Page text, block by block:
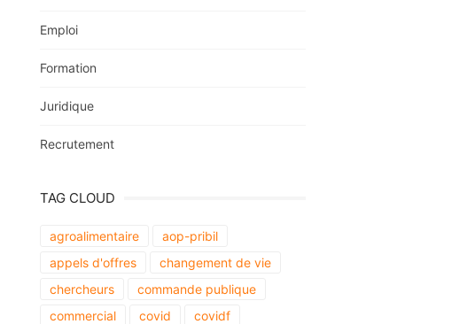
Emploi
Formation
Juridique
Recrutement
TAG CLOUD
agroalimentaire
aop-pribil
appels d'offres
changement de vie
chercheurs
commande publique
commercial
covid
covidf